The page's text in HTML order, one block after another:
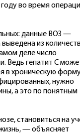
году во время
данные ВОЗ —
из
деле число
Ведь гепатит С
в хроническую
нужно
а это по понятным
становиться на
— объясняет